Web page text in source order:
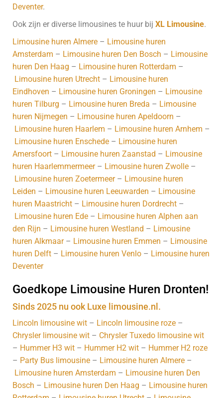
Deventer.
Ook zijn er diverse limousines te huur bij XL Limousine.
Limousine huren Almere – Limousine huren
Amsterdam – Limousine huren Den Bosch – Limousine
huren Den Haag – Limousine huren Rotterdam –
Limousine huren Utrecht – Limousine huren
Eindhoven – Limousine huren Groningen – Limousine
huren Tilburg – Limousine huren Breda – Limousine
huren Nijmegen – Limousine huren Apeldoorn –
Limousine huren Haarlem – Limousine huren Arnhem –
Limousine huren Enschede – Limousine huren
Amersfoort – Limousine huren Zaanstad – Limousine
huren Haarlemmermeer– Limousine huren Zwolle –
Limousine huren Zoetermeer– Limousine huren
Leiden – Limousine huren Leeuwarden – Limousine
huren Maastricht – Limousine huren Dordrecht –
Limousine huren Ede – Limousine huren Alphen aan
den Rijn – Limousine huren Westland – Limousine
huren Alkmaar– Limousine huren Emmen – Limousine
huren Delft – Limousine huren Venlo – Limousine huren
Deventer
Goedkope Limousine Huren Dronten!
Sinds 2025 nu ook Luxe limousine.nl.
Lincoln limousine wit – Lincoln limousine roze –
Chrysler limousine wit – Chrysler Tuxedo limousine wit
– Hummer H3 wit – Hummer H2 wit – Hummer H2 roze
– Party Bus limousine – Limousine huren Almere –
Limousine huren Amsterdam – Limousine huren Den
Bosch – Limousine huren Den Haag – Limousine huren